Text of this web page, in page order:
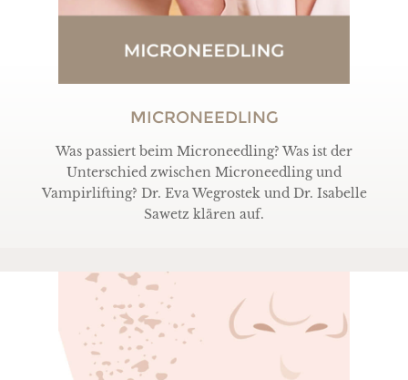
MICRONEEDLING
Was passiert beim Microneedling? Was ist der
Unterschied zwischen Microneedling und
Vampirlifting? Dr. Eva Wegrostek und Dr. Isabelle
Sawetz klären auf.